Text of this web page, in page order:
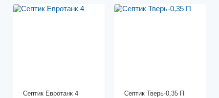
Септик Евротанк 4 Септик Тверь-0,35 П